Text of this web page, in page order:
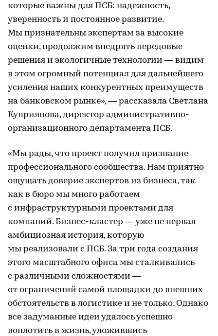
которые важны для ПСБ: надежность,
уверенность и постоянное развитие.
Мы признательны экспертам за высокие
оценки, продолжим внедрять передовые
решения и экологичные технологии — видим
в этом огромный потенциал для дальнейшего
усиления наших конкурентных преимуществ
на банковском рынке», — рассказала Светлана
Куприянова, директор административно-
организационного департамента ПСБ.
«Мы рады, что проект получил признание
профессионального сообщества. Нам приятно
ощущать доверие экспертов из бизнеса, так
как в бюро мы много работаем
с инфраструктурными проектами для
компаний. Бизнес-кластер — уже не первая
амбициозная история, которую
мы реализовали с ПСБ. За три года создания
этого масштабного офиса мы сталкивались
с различными сложностями —
от ограничений самой площадки до внешних
обстоятельств в логистике и не только. Однако
все задуманные идеи удалось успешно
воплотить в жизнь, уложившись